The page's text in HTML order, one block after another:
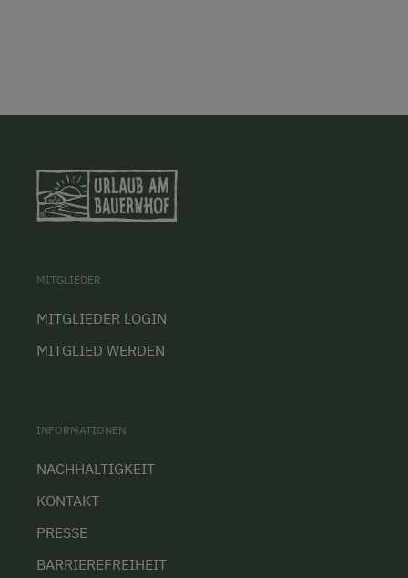
MITGLIEDER
MITGLIEDER LOGIN
MITGLIED WERDEN
INFORMATIONEN
NACHHALTIGKEIT
KONTAKT
PRESSE
BARRIEREFREIHEIT